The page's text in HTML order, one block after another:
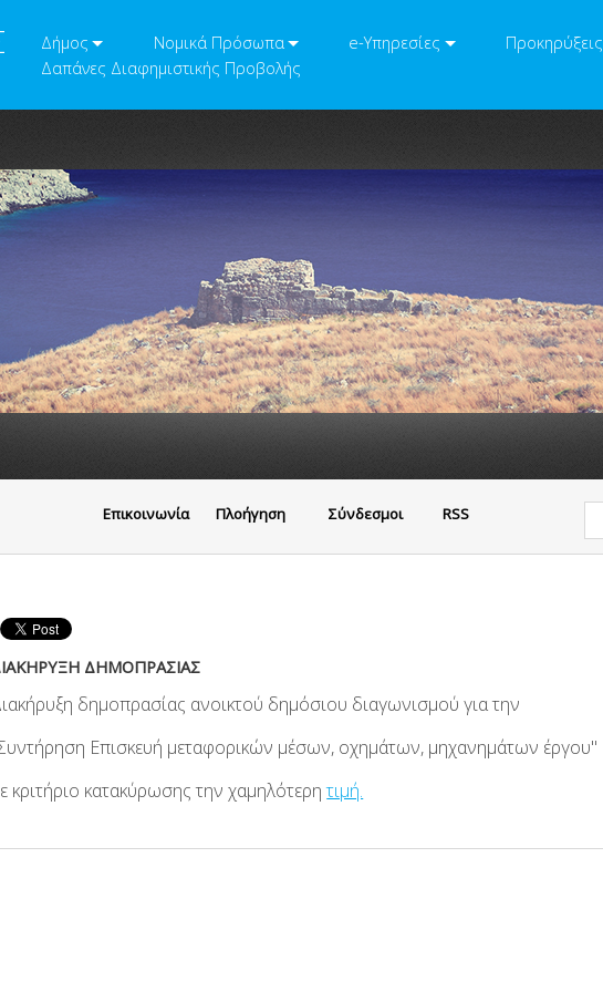
Δήμος Νομικά Πρόσωπα e-Υπηρεσίες Προκηρύξεις
Δαπάνες Διαφημιστικής Προβολής
Eπικοινωνία Πλοήγηση Σύνδεσμοι RSS
ΔΗΜΟΠΡΑΣΙΑΣ
δημοπρασίας ανοικτού δημόσιου διαγωνισμού για την
Επισκευή μεταφορικών μέσων, οχημάτων, μηχανημάτων έργου"
κριτήριο κατακύρωσης την χαμηλότερητιμή.